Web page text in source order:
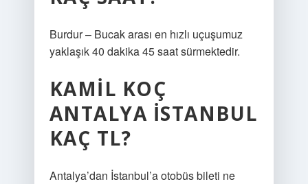
Burdur – Bucak arası en hızlı uçuşumuz
yaklaşık 40 dakika 45 saat sürmektedir.
KAMIL KOÇ
ANTALYA İSTANBUL
KAÇ TL?
Antalya’dan İstanbul’a otobüs bileti ne